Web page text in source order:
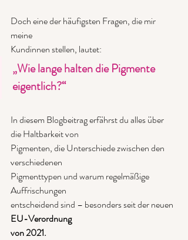
Doch eine der häufigsten Fragen, die mir
meine
Kundinnen stellen, lautet:
„Wie lange halten die Pigmente
eigentlich?“
In diesem Blogbeitrag erfährst du alles über
die Haltbarkeit von
Pigmenten, die Unterschiede zwischen den
verschiedenen
Pigmenttypen und warum regelmäßige
Auffrischungen
entscheidend sind – besonders seit der neuen
EU-Verordnung
von 2021.